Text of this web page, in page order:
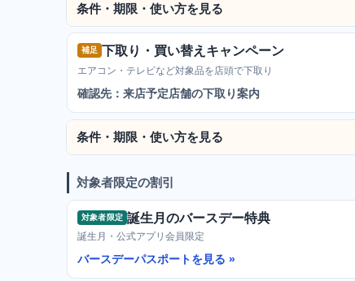
条件・期限・使い方を見る
補足 下取り・買い替えキャンペーン
エアコン・テレビなど対象品を店頭で下取り
確認先：来店予定店舗の下取り案内
条件・期限・使い方を見る
対象者限定の割引
対象者限定 誕生月のバースデー特典
誕生月・公式アプリ会員限定
バースデーパスポートを見る